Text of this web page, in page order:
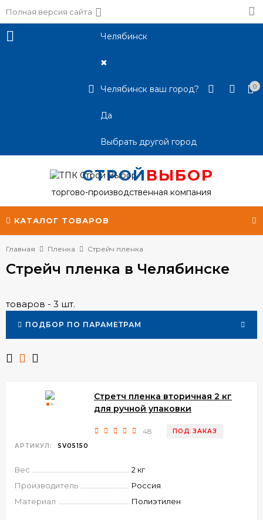
Полная версия сайта
Челябинск
✖
Челябинск ваш город?
Да
Выбрать другой город
0
СТРОЙВЫБОР
торгово-производственная компания
КАТАЛОГ ТОВАРОВ
Главная Пленка Стрейч пленка
Стрейч пленка в Челябинске
товаров - 3 шт.
ПОДБОР ПО ПАРАМЕТРАМ
Стретч пленка вторичная 2 кг
для ручной упаковки
48
ПОД ЗАКАЗ
АРТИКУЛ:
SV05150
Вес
2 кг
Производитель
Россия
Материал
Полиэтилен